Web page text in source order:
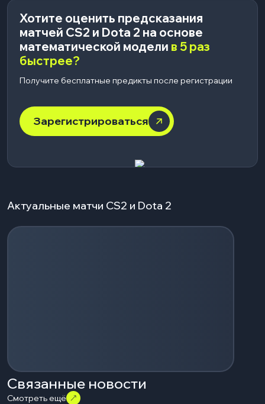
Хотите оценить предсказания
матчей CS2 и Dota 2 на основе
математической модели в 5 раз
быстрее?
Получите бесплатные предикты после регистрации
Зарегистрироваться
Актуальные матчи CS2 и Dota 2
Загрузка событий...
Связанные новости
Смотреть ещё